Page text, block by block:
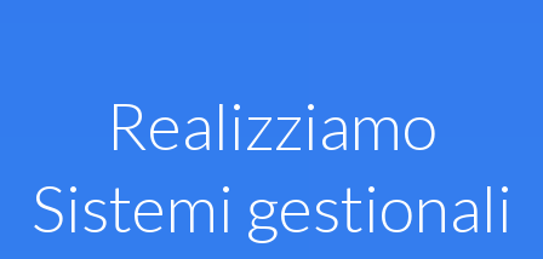
Realizziamo
Sistemi gestionali